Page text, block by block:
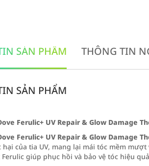
SẢN PHẨM THÔNG TIN
SẢN PHẨM
Ferulic+ UV Repair & Glow Damage
Ferulic+ UV Repair & Glow Damage
của tia UV, mang lại mái tóc mềm
giúp phục hồi và bảo vệ tóc hiệu